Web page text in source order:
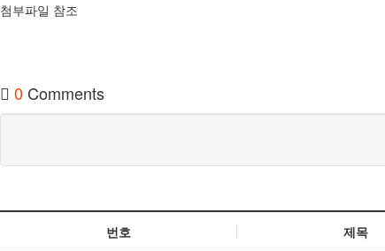
첨부파일 참조
0 Comments
번호 제목